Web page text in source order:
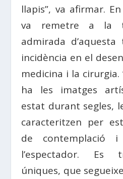
llapis”, va afirmar.
va remetre a la
admirada
incidència en el
medicina i la
ha les imatges
estat durant segles,
caracteritzen per
de contemplació
l’espectador. Es
úniques, que